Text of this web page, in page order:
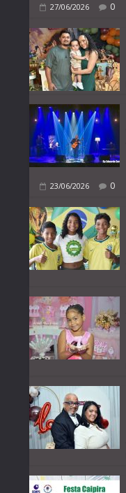
27/06/2026 0
23/06/2026 0